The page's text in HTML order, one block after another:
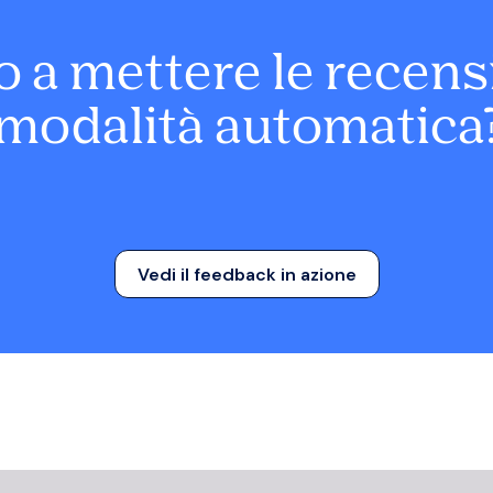
a mettere le
Vedi il feedback in azione